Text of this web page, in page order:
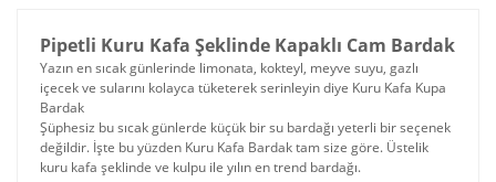
Pipetli Kuru Kafa Şeklinde Kapaklı Cam Bardak
Yazın en sıcak günlerinde limonata, kokteyl, meyve suyu, gazlı
içecek ve sularını kolayca tüketerek serinleyin diye Kuru Kafa Kupa
Bardak
Şüphesiz bu sıcak günlerde küçük bir su bardağı yeterli bir seçenek
değildir. İşte bu yüzden Kuru Kafa Bardak tam size göre. Üstelik
kuru kafa şeklinde ve kulpu ile yılın en trend bardağı.